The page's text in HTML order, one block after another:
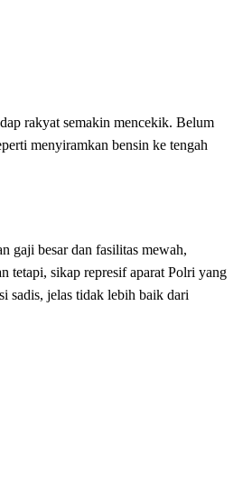
rakyat semakin mencekik. Belum
menyiramkan bensin ke tengah
gaji besar dan fasilitas mewah,
tetapi, sikap represif aparat Polri yang
sadis, jelas tidak lebih baik dari